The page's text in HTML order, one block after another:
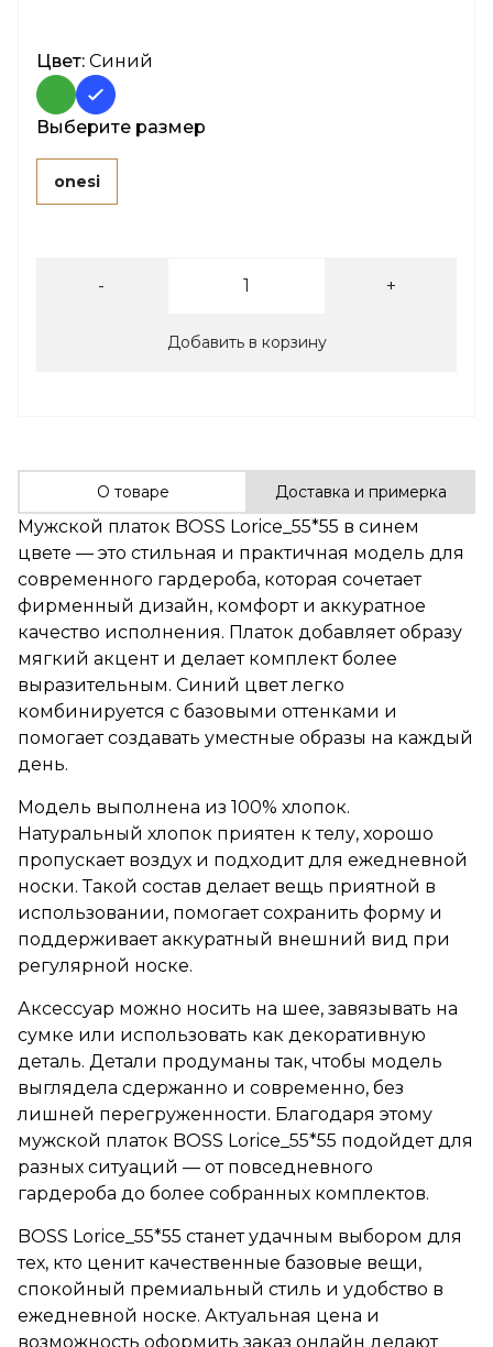
Цвет: Синий
Выберите размер
onesi
- +
Добавить в корзину
О товаре Доставка и примерка
Мужской платок BOSS Lorice_55*55 в синем
цвете — это стильная и практичная модель для
современного гардероба, которая сочетает
фирменный дизайн, комфорт и аккуратное
качество исполнения. Платок добавляет образу
мягкий акцент и делает комплект более
выразительным. Синий цвет легко
комбинируется с базовыми оттенками и
помогает создавать уместные образы на каждый
день.
Модель выполнена из 100% хлопок.
Натуральный хлопок приятен к телу, хорошо
пропускает воздух и подходит для ежедневной
носки. Такой состав делает вещь приятной в
использовании, помогает сохранить форму и
поддерживает аккуратный внешний вид при
регулярной носке.
Аксессуар можно носить на шее, завязывать на
сумке или использовать как декоративную
деталь. Детали продуманы так, чтобы модель
выглядела сдержанно и современно, без
лишней перегруженности. Благодаря этому
мужской платок BOSS Lorice_55*55 подойдет для
разных ситуаций — от повседневного
гардероба до более собранных комплектов.
BOSS Lorice_55*55 станет удачным выбором для
тех, кто ценит качественные базовые вещи,
спокойный премиальный стиль и удобство в
ежедневной носке. Актуальная цена и
возможность оформить заказ онлайн делают